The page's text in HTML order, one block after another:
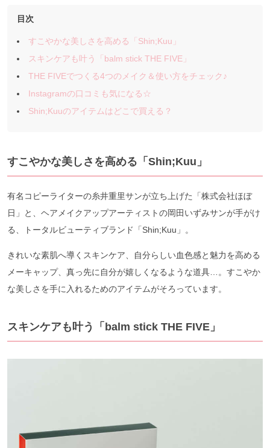
目次
すこやかな美しさを高める「Shin;Kuu」
スキンケアも叶う「balm stick THE FIVE」
THE FIVEでつくる4つのメイク＆使い方をチェック♪
Instagramの口コミも気になる☆
Shin;Kuuのアイテムはどこで買える？
すこやかな美しさを高める「Shin;Kuu」
有名コピーライターの糸井重里サンが立ち上げた「株式会社ほぼ
日」と、ヘアメイクアップアーティストの岡田いずみサンが手がけ
る、トータルビューティブランド「Shin;Kuu」。
きれいな素肌へ導くスキンケア、自分らしい血色感と魅力を高める
メーキャップ、真っ先に自分が嬉しくなるような道具…。すこやか
な美しさを手に入れるためのアイテムがそろっています。
スキンケアも叶う「balm stick THE FIVE」